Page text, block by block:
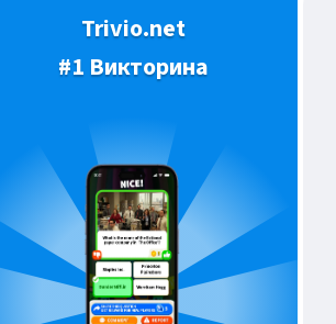
Trivio.net
#1 Викторина